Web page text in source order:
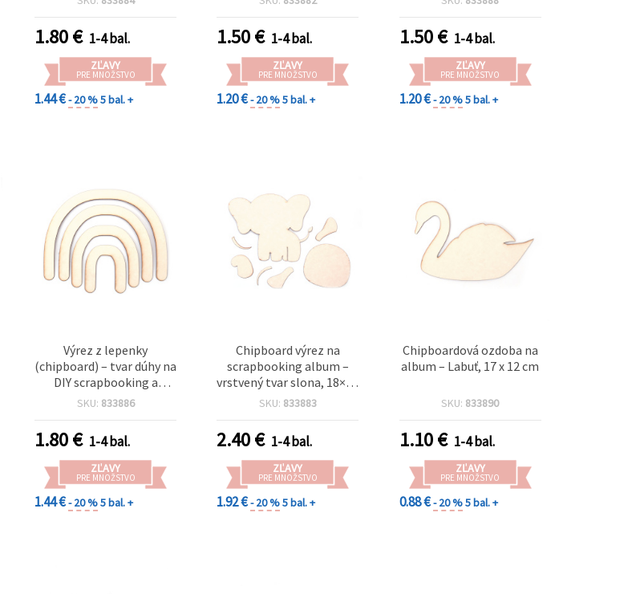
1.80€ 1-4 bal.
ZĽAVY
PRE MNOŽSTVO
1.44 €- 20 %5 bal. +
1.50€ 1-4 bal.
ZĽAVY
PRE MNOŽSTVO
1.20 €- 20 %5 bal. +
1.50€ 1-4 bal.
ZĽAVY
PRE MNOŽSTVO
1.20 €- 20 %5 bal. +
Výrez z lepenky
(chipboard) – tvar dúhy na
DIY scrapbooking a
albumy, 18 × 14 cm
SKU: 833886
1.80€ 1-4 bal.
ZĽAVY
PRE MNOŽSTVO
1.44 €- 20 %5 bal. +
Chipboard výrez na
scrapbooking album –
vrstvený tvar slona, 18×15
cm
SKU: 833883
2.40€ 1-4 bal.
ZĽAVY
PRE MNOŽSTVO
1.92 €- 20 %5 bal. +
Chipboardová ozdoba na
album – Labuť, 17 x 12 cm
SKU: 833890
1.10€ 1-4 bal.
ZĽAVY
PRE MNOŽSTVO
0.88 €- 20 %5 bal. +